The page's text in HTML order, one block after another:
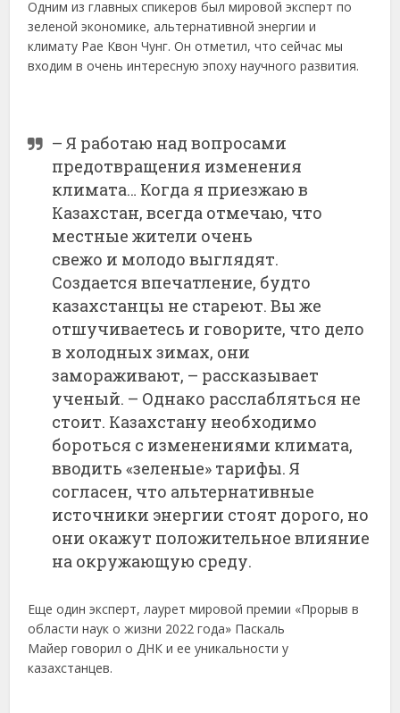
Одним из главных спикеров был мировой эксперт по
зеленой экономике, альтернативной энергии и
климату Рае Квон Чунг. Он отметил, что сейчас мы
входим в очень интересную эпоху научного развития.
– Я работаю над вопросами
предотвращения изменения
климата… Когда я приезжаю в
Казахстан, всегда отмечаю, что
местные жители очень
свежо и молодо выглядят.
Создается впечатление, будто
казахстанцы не стареют. Вы же
отшучиваетесь и говорите, что дело
в холодных зимах, они
замораживают, – рассказывает
ученый. – Однако расслабляться не
стоит. Казахстану необходимо
бороться с изменениями климата,
вводить «зеленые» тарифы. Я
согласен, что альтернативные
источники энергии стоят дорого, но
они окажут положительное влияние
на окружающую среду.
Еще один эксперт, лаурет мировой премии «Прорыв в
области наук о жизни 2022 года» Паскаль
Майер говорил о ДНК и ее уникальности у
казахстанцев.